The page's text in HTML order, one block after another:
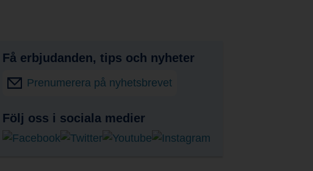
Få erbjudanden, tips och nyheter
Prenumerera på nyhetsbrevet
Följ oss i sociala medier